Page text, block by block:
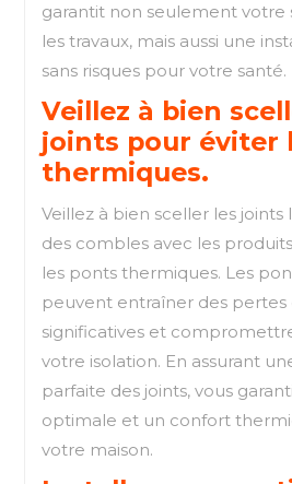
garantit non seulement
les travaux, mais aussi une
sans risques pour votre santé.
Veillez à bien
joints pour éviter
thermiques.
Veillez à bien sceller les joints
des combles avec les
les ponts thermiques. Les
peuvent entraîner des pertes
significatives et
votre isolation. En assurant
parfaite des joints, vous
optimale et un confort
votre maison.